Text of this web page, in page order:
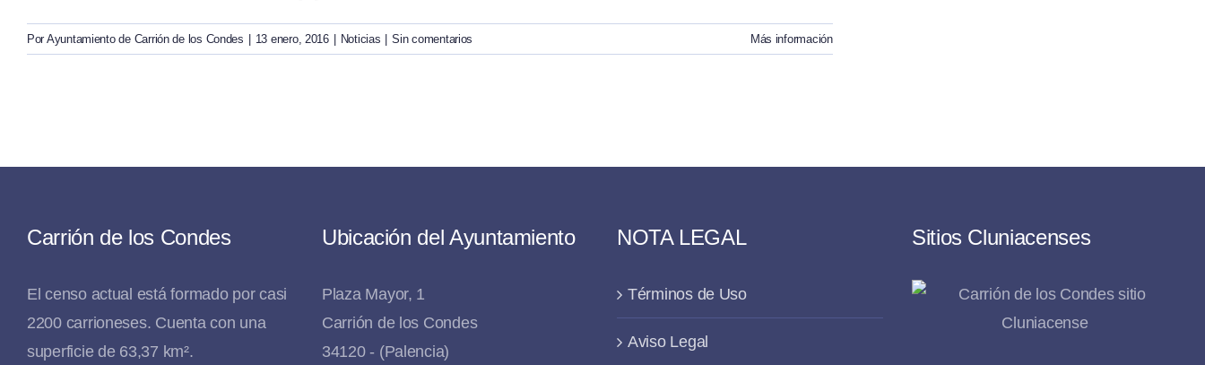
Por Ayuntamiento de Carrión de los Condes 13 enero, 2016 Noticias Sin comentarios Más información
Carrión de los Condes
El censo actual está formado por casi
2200 carrioneses. Cuenta con una
superficie de 63,37 km².
Ubicación del Ayuntamiento
Plaza Mayor, 1
Carrión de los Condes
34120 - (Palencia)
NOTA LEGAL
Términos de Uso
Aviso Legal
Sitios Cluniacenses